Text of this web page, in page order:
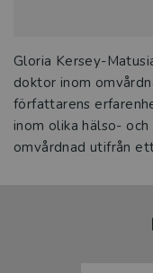
Gloria Kersey-
doktor inom
författarens
inom olika hälso-
omvårdnad utifrån